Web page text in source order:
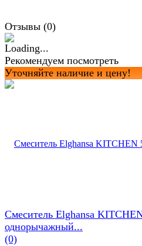
Отзывы (0)
Рекомендуем посмотреть
Уточняйте наличие и цену!
Смеситель Elghansa
однорычажный...
(0)